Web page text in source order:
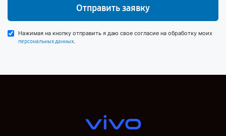
Отправить заявку
Нажимая на кнопку отправить я даю свое согласие на обработку моих
персональных данных.